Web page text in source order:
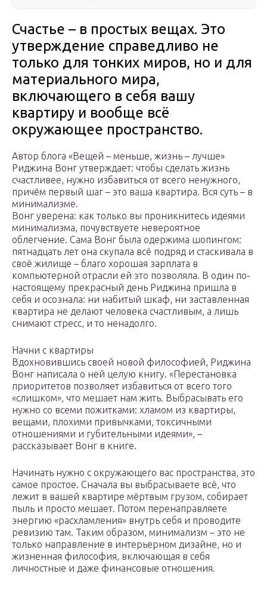
Счастье – в простых вещах. Это
утверждение справедливо не
только для тонких миров, но и для
материального мира,
включающего в себя вашу
квартиру и вообще всё
окружающее пространство.
Автор блога «Вещей – меньше, жизнь – лучше»
Риджина Вонг утверждает: чтобы сделать жизнь
счастливее, нужно избавиться от всего ненужного,
причём первый шаг – это ваша квартира. Вся суть – в
минимализме.
Вонг уверена: как только вы проникнитесь идеями
минимализма, почувствуете невероятное
облегчение. Сама Вонг была одержима шопингом:
пятнадцать лет она скупала всё подряд и стаскивала в
своё жилище – благо хорошая зарплата в
компьютерной отрасли ей это позволяла. В один по-
настоящему прекрасный день Риджина пришла в
себя и осознала: ни набитый шкаф, ни заставленная
квартира не делают человека счастливым, а лишь
снимают стресс, и то ненадолго.
Начни с квартиры
Вдохновившись своей новой философией, Риджина
Вонг написала о ней целую книгу. «Перестановка
приоритетов позволяет избавиться от всего того
«слишком», что мешает нам жить. Выбрасывать его
нужно со всеми пожитками: хламом из квартиры,
вещами, плохими привычками, токсичными
отношениями и губительными идеями», –
рассказывает Вонг в книге.
Начинать нужно с окружающего вас пространства, это
самое простое. Сначала вы выбрасываете всё, что
лежит в вашей квартире мёртвым грузом, собирает
пыль и просто мешает. Потом перенаправляете
энергию «расхламления» внутрь себя и проводите
ревизию там. Таким образом, минимализм – это не
только направление в интерьерном дизайне, но и
жизненная философия, включающая в себя
личностные и даже финансовые отношения.